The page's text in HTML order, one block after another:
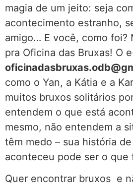
magia de um jeito: seja
acontecimento estranho,
amigo… E você, como foi?
pra Oficina das Bruxas! O
como o Yan, a Kátia e a
muitos bruxos solitários
entendem o que está
mesmo, não entendem a
têm medo – sua história
aconteceu pode ser o que
Quer encontrar bruxos e